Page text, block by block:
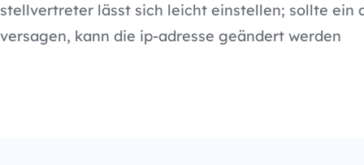
stellvertreter lässt sich leicht einstellen; sollte ein
versagen, kann die ip-adresse geändert werden